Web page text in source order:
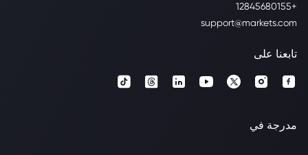
+12845680155
support@markets.com
تابعنا على
مدرجة في